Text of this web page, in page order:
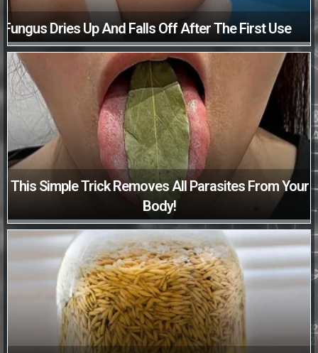
Fungus Dries Up And Falls Off After The First Use
This Simple Trick Removes All Parasites From Your
Body!